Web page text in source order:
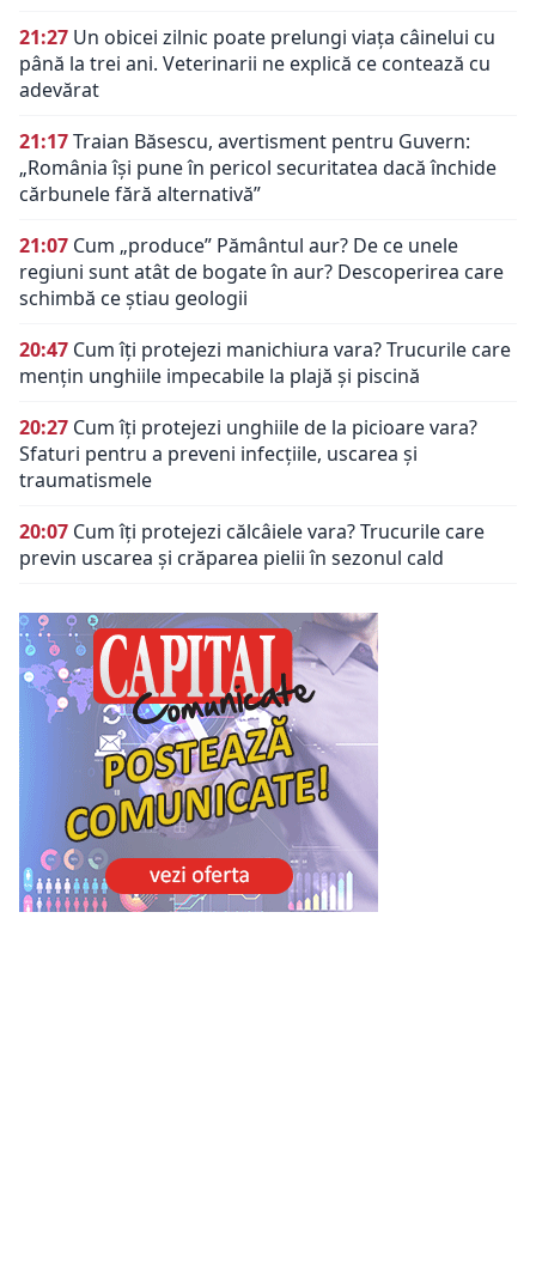
21:27 Un obicei zilnic poate prelungi viața câinelui cu
până la trei ani. Veterinarii ne explică ce contează cu
adevărat
21:17Traian Băsescu, avertisment pentru Guvern:
„România își pune în pericol securitatea dacă închide
cărbunele fără alternativă”
21:07 Cum „produce” Pământul aur? De ce unele
regiuni sunt atât de bogate în aur? Descoperirea care
schimbă ce știau geologii
20:47 Cum îți protejezi manichiura vara? Trucurile care
mențin unghiile impecabile la plajă și piscină
20:27 Cum îți protejezi unghiile de la picioare vara?
Sfaturi pentru a preveni infecțiile, uscarea și
traumatismele
20:07 Cum îți protejezi călcâiele vara? Trucurile care
previn uscarea și crăparea pielii în sezonul cald